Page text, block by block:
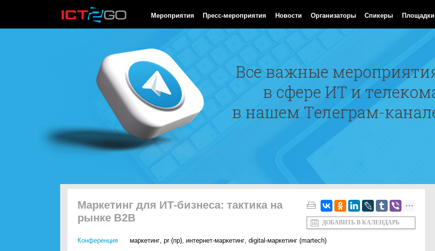
Мероприятия Пресс-мероприятия Новости Организаторы Спикеры Площадки
Маркетинг для ИТ-бизнеса: тактика на
рынке B2B
ДОБАВИТЬ В КАЛЕНДАРЬ
Конференция маркетинг, pr (пр), интернет-маркетинг, digital-маркетинг (martech)